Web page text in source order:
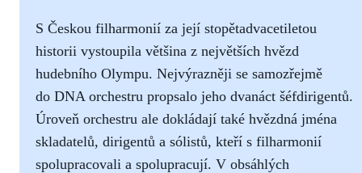
S Českou filharmonií za její stopětadvacetiletou
historii vystoupila většina z největších hvězd
hudebního Olympu. Nejvýrazněji se samozřejmě
do DNA orchestru propsalo jeho dvanáct šéfdirigentů.
Úroveň orchestru ale dokládají také hvězdná jména
skladatelů, dirigentů a sólistů, kteří s filharmonií
spolupracovali a spolupracují. V obsáhlých